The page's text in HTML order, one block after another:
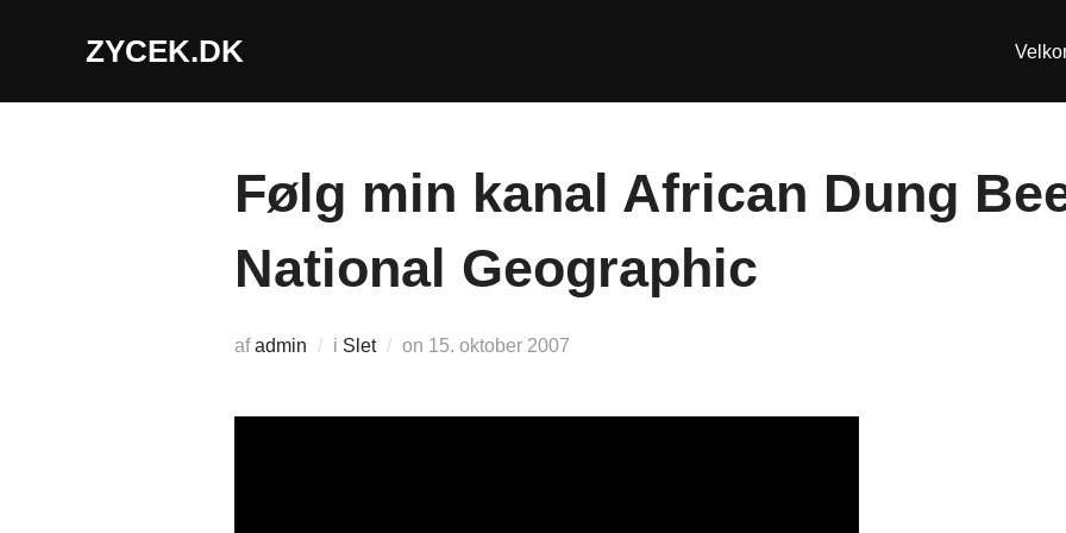
ZYCEK.DK
Følg min kanal African Dung
National Geographic
afadmin i Slet on Udgivet
15. oktober 2007